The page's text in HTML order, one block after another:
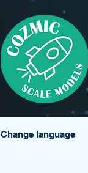
Change language